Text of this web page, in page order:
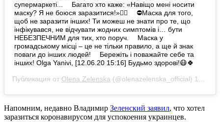
супермаркеті... ⠀ Багато хто каже: «Навіщо мені носити
маску? Я не боюся заразитися!»🤦‍♀️‍ ⠀ ⛔️Маска для того,
щоб не заразити інших! Ти можеш не знати про те, що
інфікувався, не відчувати жодних симптомів і… бути
НЕБЕЗПЕЧНИМ для тих, хто поруч. ⠀ Маска у
громадському місці – це не тільки правило, а ще й знак
поваги до інших людей! ⠀ Бережіть і поважайте себе та
інших! Olga Yanivi, [12.06.20 15:16] Будьмо здорові!😷🍀
Публикация от Olena Zelenska (@olenazelenska_official) 12 Июн 2020 в 3:58 PDT
Напомним, недавно Владимир Зеленский заявил, что хотел
заразиться коронавирусом для успокоения украинцев.